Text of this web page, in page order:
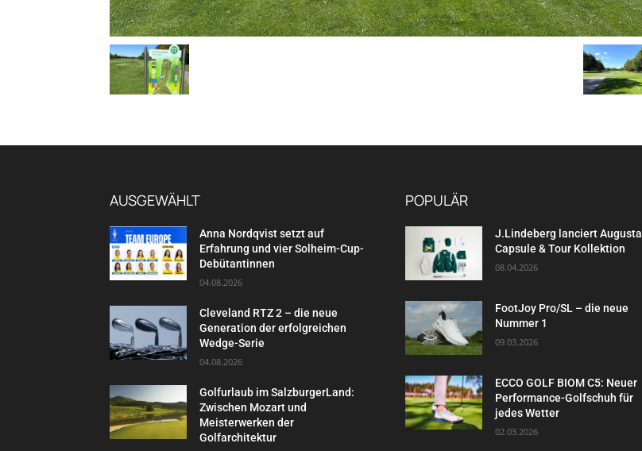
AUSGEWÄHLT
Anna Nordqvist setzt auf
Erfahrung und vier Solheim-Cup-
Debütantinnen
04.08.2026
Cleveland RTZ 2 – die neue
Generation der erfolgreichen
Wedge-Serie
04.08.2026
Golfurlaub im SalzburgerLand:
Zwischen Mozart und
Meisterwerken der
Golfarchitektur
POPULÄR
J.Lindeberg lanciert Augusta
Capsule & Tour Kollektion
08.04.2026
FootJoy Pro/SL – die neue
Nummer 1
09.03.2026
ECCO GOLF BIOM C5: Neuer
Performance-Golfschuh für
jedes Wetter
02.03.2026